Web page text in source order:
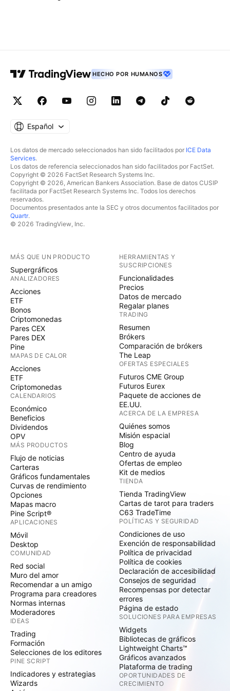
HECHO POR HUMANOS
Español
Los datos de mercado seleccionados han sido facilitados por ICE Data
Services.
Los datos de referencia seleccionados han sido facilitados por FactSet.
Copyright © 2026 FactSet Research Systems Inc.
Copyright © 2026, American Bankers Association. Base de datos CUSIP
facilitada por FactSet Research Systems Inc. Todos los derechos
reservados.
Documentos presentados ante la SEC y otros documentos facilitados por
Quartr.
© 2026 TradingView, Inc.
MÁS QUE UN PRODUCTO
Supergráficos
ANALIZADORES
Acciones
ETF
Bonos
Criptomonedas
Pares CEX
Pares DEX
Pine
MAPAS DE CALOR
Acciones
ETF
Criptomonedas
CALENDARIOS
Económico
Beneficios
Dividendos
OPV
MÁS PRODUCTOS
Flujo de noticias
Carteras
Gráficos fundamentales
Curvas de rendimiento
Opciones
Mapas macro
Pine Script®
APLICACIONES
Móvil
Desktop
COMUNIDAD
Red social
Muro del amor
Recomendar a un amigo
Programa para creadores
Normas internas
Moderadores
IDEAS
Trading
Formación
Selecciones de los editores
PINE SCRIPT
Indicadores y estrategias
Wizards
HERRAMIENTAS Y
SUSCRIPCIONES
Funcionalidades
Precios
Datos de mercado
Regalar planes
TRADING
Resumen
Brókers
Comparación de brókers
The Leap
OFERTAS ESPECIALES
Futuros CME Group
Futuros Eurex
Paquete de acciones de
EE.UU.
ACERCA DE LA EMPRESA
Quiénes somos
Misión espacial
Blog
Centro de ayuda
Ofertas de empleo
Kit de medios
TIENDA
Tienda TradingView
Cartas de tarot para traders
C63 TradeTime
POLÍTICAS Y SEGURIDAD
Condiciones de uso
Exención de responsabilidad
Política de privacidad
Política de cookies
Declaración de accesibilidad
Consejos de seguridad
Recompensas por detectar
errores
Página de estado
SOLUCIONES PARA EMPRESAS
Widgets
Bibliotecas de gráficos
Lightweight Charts™
Gráficos avanzados
Plataforma de trading
OPORTUNIDADES DE
CRECIMIENTO